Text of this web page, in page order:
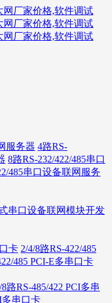
服务器 4路RS-
8路RS-232/422/485串口
485串口设备联网服务
串口设备联网模块开发
卡 2/4/8路RS-422/485
485 PCI-E多串口卡
8路RS-485/422 PCI多串
多串口卡